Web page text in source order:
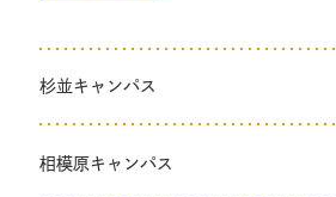
杉並キャンパス
相模原キャンパス